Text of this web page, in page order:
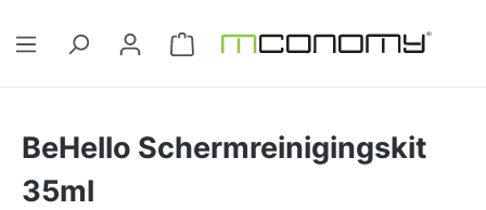
Winkelwagentje bevat 0 artikelen.
BeHello Schermreinigingskit
35ml